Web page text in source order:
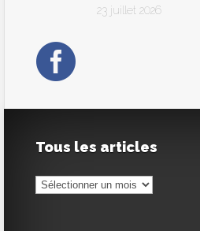
23 juillet 2026
Tous les articles
Tous
les